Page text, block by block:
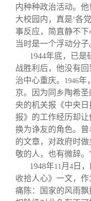
内种种政治活动。
大校园内，真是‘各
事反应，简直静不
当时是一个浮动分子
1944年底，已是
战胜利后，他没有
治中心重庆。
1946年
京。因为同乡陶希
央的机关报《中央
报》的工作经历却
换为诤友的角色。
的文章，对政府时
敬的人，也有微辞。
1948年11 月 4 日
收拾人心》一文，
痛陈：国家的风雨